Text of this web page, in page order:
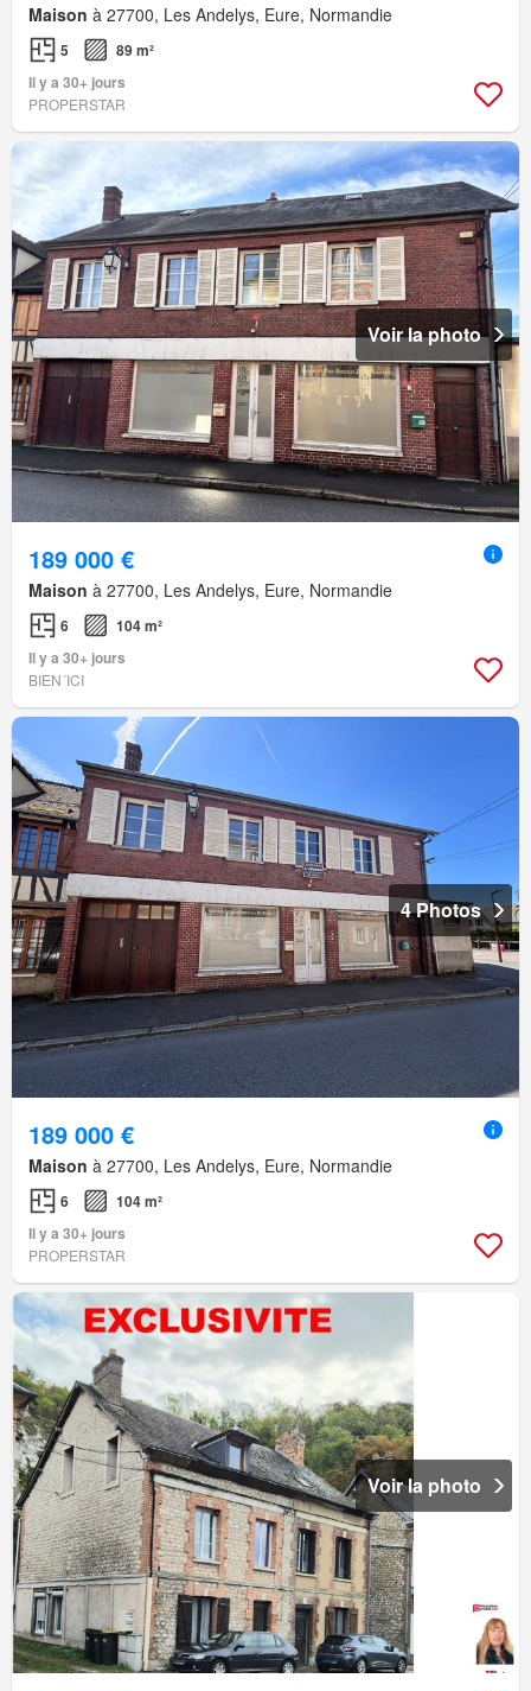
Maison à 27700, Les Andelys, Eure, Normandie
5
89 m²
Il y a 30+ jours
PROPERSTAR
Voir la photo
189 000 €
Maison à 27700, Les Andelys, Eure, Normandie
6
104 m²
Il y a 30+ jours
BIEN´ICI
4 Photos
189 000 €
Maison à 27700, Les Andelys, Eure, Normandie
6
104 m²
Il y a 30+ jours
PROPERSTAR
Voir la photo